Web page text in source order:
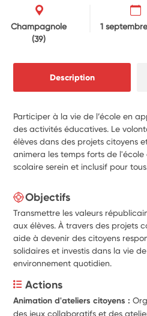
Champagnole
(39)
1
Description
Participer à la vie de l’école en
des activités éducatives. Le
élèves dans des projets citoyens
animera les temps forts de
scolaire serein et inclusif pour
Objectifs
Transmettre les valeurs
aux élèves. À travers des projets
aide à devenir des citoyens
solidaires et investis dans la vie
environnement quotidien.
Actions
Animation d'ateliers citoyens :
des jeux collaboratifs et des